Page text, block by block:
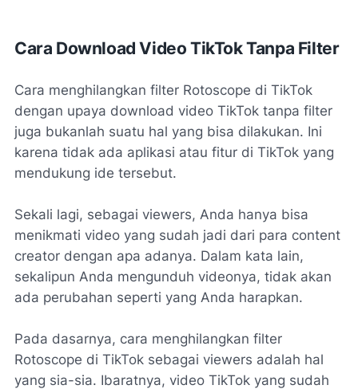
Cara Download Video TikTok Tanpa Filter
Cara menghilangkan filter Rotoscope di TikTok
dengan upaya download video TikTok tanpa filter
juga bukanlah suatu hal yang bisa dilakukan. Ini
karena tidak ada aplikasi atau fitur di TikTok yang
mendukung ide tersebut.
Sekali lagi, sebagai viewers, Anda hanya bisa
menikmati video yang sudah jadi dari para content
creator dengan apa adanya. Dalam kata lain,
sekalipun Anda mengunduh videonya, tidak akan
ada perubahan seperti yang Anda harapkan.
Pada dasarnya, cara menghilangkan filter
Rotoscope di TikTok sebagai viewers adalah hal
yang sia-sia. Ibaratnya, video TikTok yang sudah